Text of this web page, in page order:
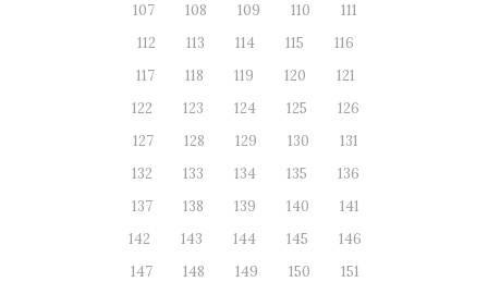
107
108 109 110
111
112
113 114 115
116
117
118 119 120
121
122
123 124 125
126
127
128 129 130
131
132
133 134 135
136
137
138 139 140
141
142
143 144 145
146
147
148 149 150
151